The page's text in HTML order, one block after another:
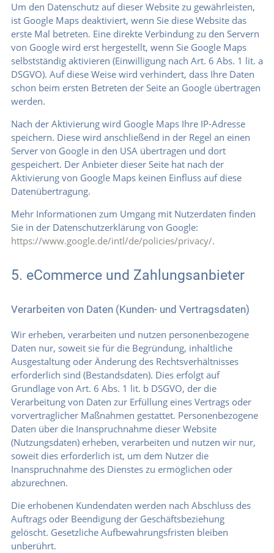
Um den Datenschutz auf dieser Website zu gewährleisten,
ist Google Maps deaktiviert, wenn Sie diese Website das
erste Mal betreten. Eine direkte Verbindung zu den Servern
von Google wird erst hergestellt, wenn Sie Google Maps
selbstständig aktivieren (Einwilligung nach Art. 6 Abs. 1 lit. a
DSGVO). Auf diese Weise wird verhindert, dass Ihre Daten
schon beim ersten Betreten der Seite an Google übertragen
werden.
Nach der Aktivierung wird Google Maps Ihre IP-Adresse
speichern. Diese wird anschließend in der Regel an einen
Server von Google in den USA übertragen und dort
gespeichert. Der Anbieter dieser Seite hat nach der
Aktivierung von Google Maps keinen Einfluss auf diese
Datenübertragung.
Mehr Informationen zum Umgang mit Nutzerdaten finden
Sie in der Datenschutzerklärung von Google:
https://www.google.de/intl/de/policies/privacy/.
5. eCommerce und Zahlungsanbieter
Verarbeiten von Daten (Kunden- und Vertragsdaten)
Wir erheben, verarbeiten und nutzen personenbezogene
Daten nur, soweit sie für die Begründung, inhaltliche
Ausgestaltung oder Änderung des Rechtsverhältnisses
erforderlich sind (Bestandsdaten). Dies erfolgt auf
Grundlage von Art. 6 Abs. 1 lit. b DSGVO, der die
Verarbeitung von Daten zur Erfüllung eines Vertrags oder
vorvertraglicher Maßnahmen gestattet. Personenbezogene
Daten über die Inanspruchnahme dieser Website
(Nutzungsdaten) erheben, verarbeiten und nutzen wir nur,
soweit dies erforderlich ist, um dem Nutzer die
Inanspruchnahme des Dienstes zu ermöglichen oder
abzurechnen.
Die erhobenen Kundendaten werden nach Abschluss des
Auftrags oder Beendigung der Geschäftsbeziehung
gelöscht. Gesetzliche Aufbewahrungsfristen bleiben
unberührt.